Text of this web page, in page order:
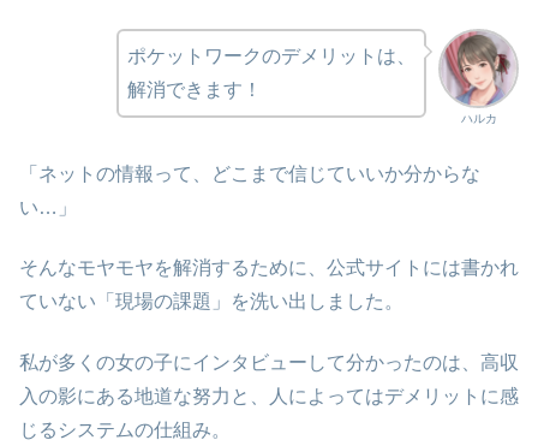
ハルカ
ポケットワークのデメリットは、
解消できます！
「ネットの情報って、どこまで信じていいか分からな
い…」
そんなモヤモヤを解消するために、公式サイトには書かれ
ていない「現場の課題」を洗い出しました。
私が多くの女の子にインタビューして分かったのは、高収
入の影にある地道な努力と、人によってはデメリットに感
じるシステムの仕組み。